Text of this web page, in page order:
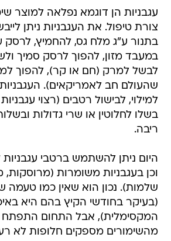
עגבניות הן דוגמא נפלאה למוצר
צורת טיפול. את העגבניות ניתן
בתנור ע"ג מלח גס, להחמיץ, לרסק
במעבד מזון, להפוך לרסק סמיך
לבשל למרק (חם או קר), להפוך
שהעולם חב לאמריקאים).
למילוי, לבישול רטבים (רצוי
בשלו לחלוטין או שרי גדולות
ריבה.
היום ניתן להשתמש ברטבי
וכן בעגבניות משומרות (מרוסקות,
שלמות). נכון הוא שאין כמו טעמה
(בעיקר בחודשי הקיץ בהם היא
המקסימלית), אבל התחום התפתח
מהשימורים מספקים חלופות לא